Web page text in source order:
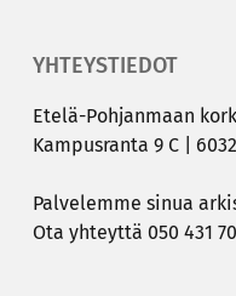
YHTEYSTIEDOT
Etelä-​Pohjanmaan
Kam­pus­ran­ta 9 C |
Pal­ve­lem­me sinua
Ota yh­teyt­tä 050 431